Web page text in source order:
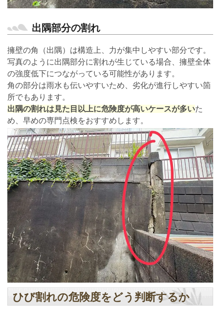
出隅部分の割れ
擁壁の角（出隅）は構造上、力が集中しやすい部分です。
写真のように出隅部分に割れが生じている場合、擁壁全体
の強度低下につながっている可能性があります。
角の部分は雨水も伝いやすいため、劣化が進行しやすい箇
所でもあります。
出隅の割れは見た目以上に危険度が高いケースが多いた
め、早めの専門点検をおすすめします。
ひび割れの危険度をどう判断するか